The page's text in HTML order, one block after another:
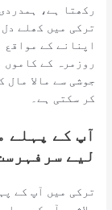
رکھتا ہے،
ترکی میں کھلے
اپنانے کے
روزمرہ کے کاموں
جوشی سے مالا
کر سکتی ہے۔
آپ کے پہلے
لیے
ترکی میں آپ کے